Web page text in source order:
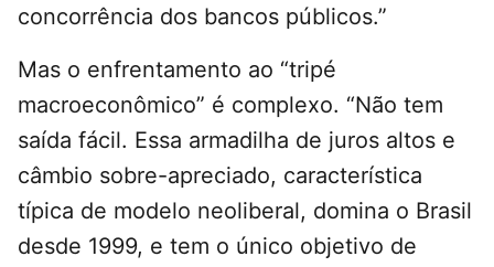
concorrência dos bancos públicos.”
Mas o enfrentamento ao “tripé
macroeconômico” é complexo. “Não tem
saída fácil. Essa armadilha de juros altos e
câmbio sobre-apreciado, característica
típica de modelo neoliberal, domina o Brasil
desde 1999, e tem o único objetivo de